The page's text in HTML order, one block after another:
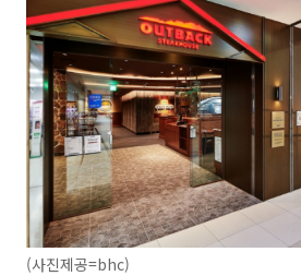
(사진제공=bhc)